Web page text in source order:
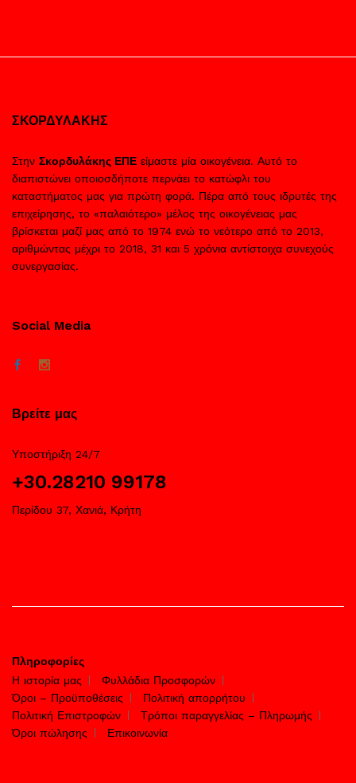
ΣΚΟΡΔΥΛΑΚΗΣ
Στην Σκορδυλάκης ΕΠΕ είμαστε μία οικογένεια. Αυτό το
διαπιστώνει οποιοσδήποτε περνάει το κατώφλι του
καταστήματος μας για πρώτη φορά. Πέρα από τους ιδρυτές της
επιχείρησης, το «παλαιότερο» μέλος της οικογένειας μας
βρίσκεται μαζί μας από το 1974 ενώ το νεότερο από το 2013,
αριθμώντας μέχρι το 2018, 31 και 5 χρόνια αντίστοιχα συνεχούς
συνεργασίας.
Social Media
Βρείτε μας
Υποστήριξη 24/7
+30.28210 99178
Περίδου 37, Χανιά, Κρήτη
Πληροφορίες
Η ιστορία μας
Φυλλάδια Προσφορών
Όροι – Προϋποθέσεις
Πολιτική απορρήτου
Πολιτική Επιστροφών
Τρόποι παραγγελίας – Πληρωμής
Όροι πώλησης
Επικοινωνία